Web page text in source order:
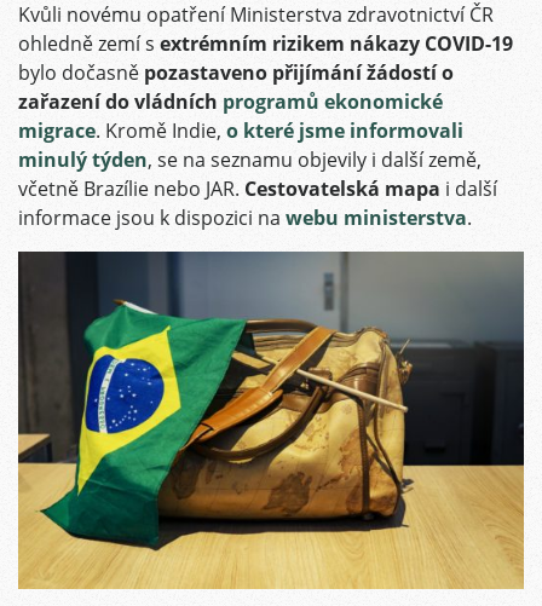
Kvůli novému opatření Ministerstva zdravotnictví ČR
ohledně zemí s extrémním rizikem nákazy COVID-19
bylo dočasně pozastaveno přijímání žádostí o
zařazení do vládních programů ekonomické
migrace. Kromě Indie, o které jsme informovali
minulý týden, se na seznamu objevily i další země,
včetně Brazílie nebo JAR. Cestovatelská mapa i další
informace jsou k dispozici na webu ministerstva.